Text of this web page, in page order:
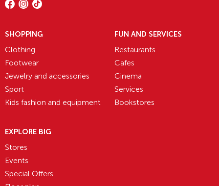
SHOPPING
Clothing
Footwear
Jewelry and accessories
Sport
Kids fashion and equipment
FUN AND SERVICES
Restaurants
Cafes
Cinema
Services
Bookstores
EXPLORE BIG
Stores
Events
Special Offers